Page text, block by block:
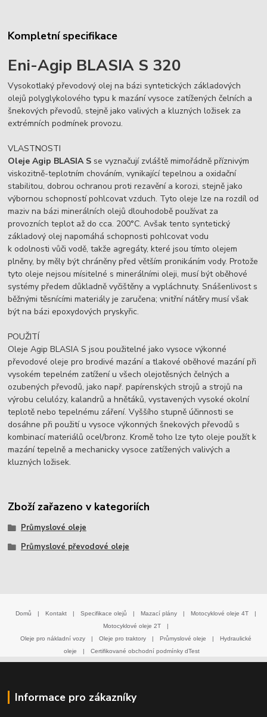
Kompletní specifikace
Eni-Agip BLASIA S 320
Vysokotlaký převodový olej na bázi syntetických základových
olejů polyglykolového typu k mazání vysoce zatížených čelních a
šnekových převodů, stejně jako valivých a kluzných ložisek za
extrémních podmínek provozu.
VLASTNOSTI
Oleje Agip BLASIA S se vyznačují zvláště mimořádně příznivým
viskozitně-teplotním chováním, vynikající tepelnou a oxidační
stabilitou, dobrou ochranou proti rezavění a korozi, stejně jako
výbornou schopností pohlcovat vzduch. Tyto oleje lze na rozdíl od
maziv na bázi minerálních olejů dlouhodobě používat za
provozních teplot až do cca. 200°C. Avšak tento syntetický
základový olej napomáhá schopnosti pohlcovat vodu
k odolnosti vůči vodě, takže agregáty, které jsou tímto olejem
plněny, by měly být chráněny před větším pronikáním vody. Protože
tyto oleje nejsou mísitelné s minerálními oleji, musí být oběhové
systémy předem důkladně vyčištěny a vypláchnuty. Snášenlivost s
běžnými těsnícími materiály je zaručena; vnitřní nátěry musí však
být na bázi epoxydových pryskyřic.
POUŽITÍ
Oleje Agip BLASIA S jsou použitelné jako vysoce výkonné
převodové oleje pro brodivé mazání a tlakové oběhové mazání při
vysokém tepelném zatížení u všech olejotěsných čelných a
ozubených převodů, jako např. papírenských strojů a strojů na
výrobu celulózy, kalandrů a hnětáků, vystavených vysoké okolní
teplotě nebo tepelnému záření. Vyššího stupně účinnosti se
dosáhne při použití u vysoce výkonných šnekových převodů s
kombinací materiálů ocel/bronz. Kromě toho lze tyto oleje použít k
mazání tepelně a mechanicky vysoce zatížených valivých a
kluzných ložisek.
Zboží zařazeno v kategoriích
Průmyslové oleje
Průmyslové převodové oleje
Domů Kontakt Specifikace olejů Mazací plány Motocyklové oleje 4T
Motocyklové oleje 2T
Oleje pro nákladní vozy
Oleje pro traktory Průmyslové oleje
Hydraulické
oleje
Certifikované obchodní podmínky dTest
Informace pro zákazníky